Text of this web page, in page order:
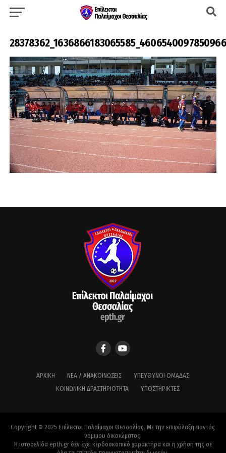
ΑΡΧΙΚΉ ΝΈΑ / ΑΝΑΚΟΙΝΏΣΕΙΣ
ΥΠΕΎΘΥΝΟΙ ΟΜΆΔΑΣ
ΚΟΙΝΩΝΙΚΉ ΔΡΑΣΤΗΡΙΌΤΗΤΑ
ΥΠΟΣΤΗΡΙΚΤΈΣ
Copyright © 2025 Επίλεκτοι Παλαίμαχοι Θεσσαλίας. Με την επιφύλαξη παντός
νόμιμου δικαιώματος.
Η ιστοσελίδα epth.gr δεν έχει κερδοσκοπικό χαρακτήρα και η χρήση της σε